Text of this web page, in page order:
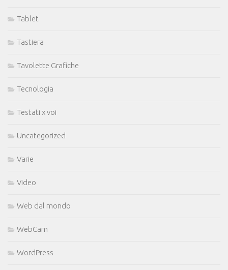
Tablet
Tastiera
Tavolette Grafiche
Tecnologia
Testati x voi
Uncategorized
Varie
Video
Web dal mondo
WebCam
WordPress